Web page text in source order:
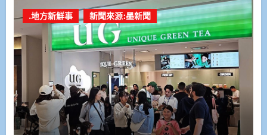
.地方新鮮事 新聞來源:墨新聞